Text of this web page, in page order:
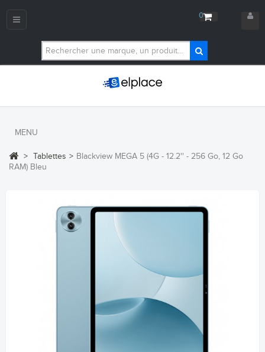
0
Navigation
MENU
> Tablettes > Blackview MEGA 5 (4G - 12.2'' - 256 Go, 12 Go
RAM) Bleu